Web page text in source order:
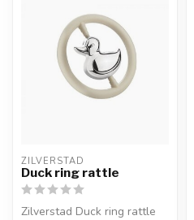
ZILVERSTAD
Duck ring rattle
Zilverstad Duck ring rattle